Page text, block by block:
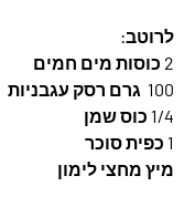
לרוטב:
2 כוסות מים חמים
100  גרם רסק עגבניות
1/4 כוס שמן
1 כפית סוכר
מיץ מחצי לימון